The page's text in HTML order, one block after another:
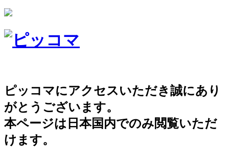
ピッコマにアクセスいただき誠にあり
がとうございます。
本ページは日本国内でのみ閲覧いただ
けます。